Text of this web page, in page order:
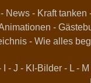
- News- Kraft tanken
-
- Wie alles
- J - KI-Bilder - L - M